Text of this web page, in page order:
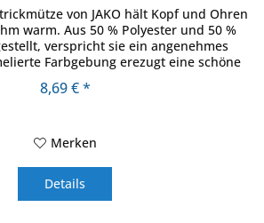
von JAKO hält Kopf und Ohren
warm. Aus 50 % Polyester und 50 %
verspricht sie ein angenehmes
Farbgebung erezugt eine schöne
8,69 € *
Merken
Details